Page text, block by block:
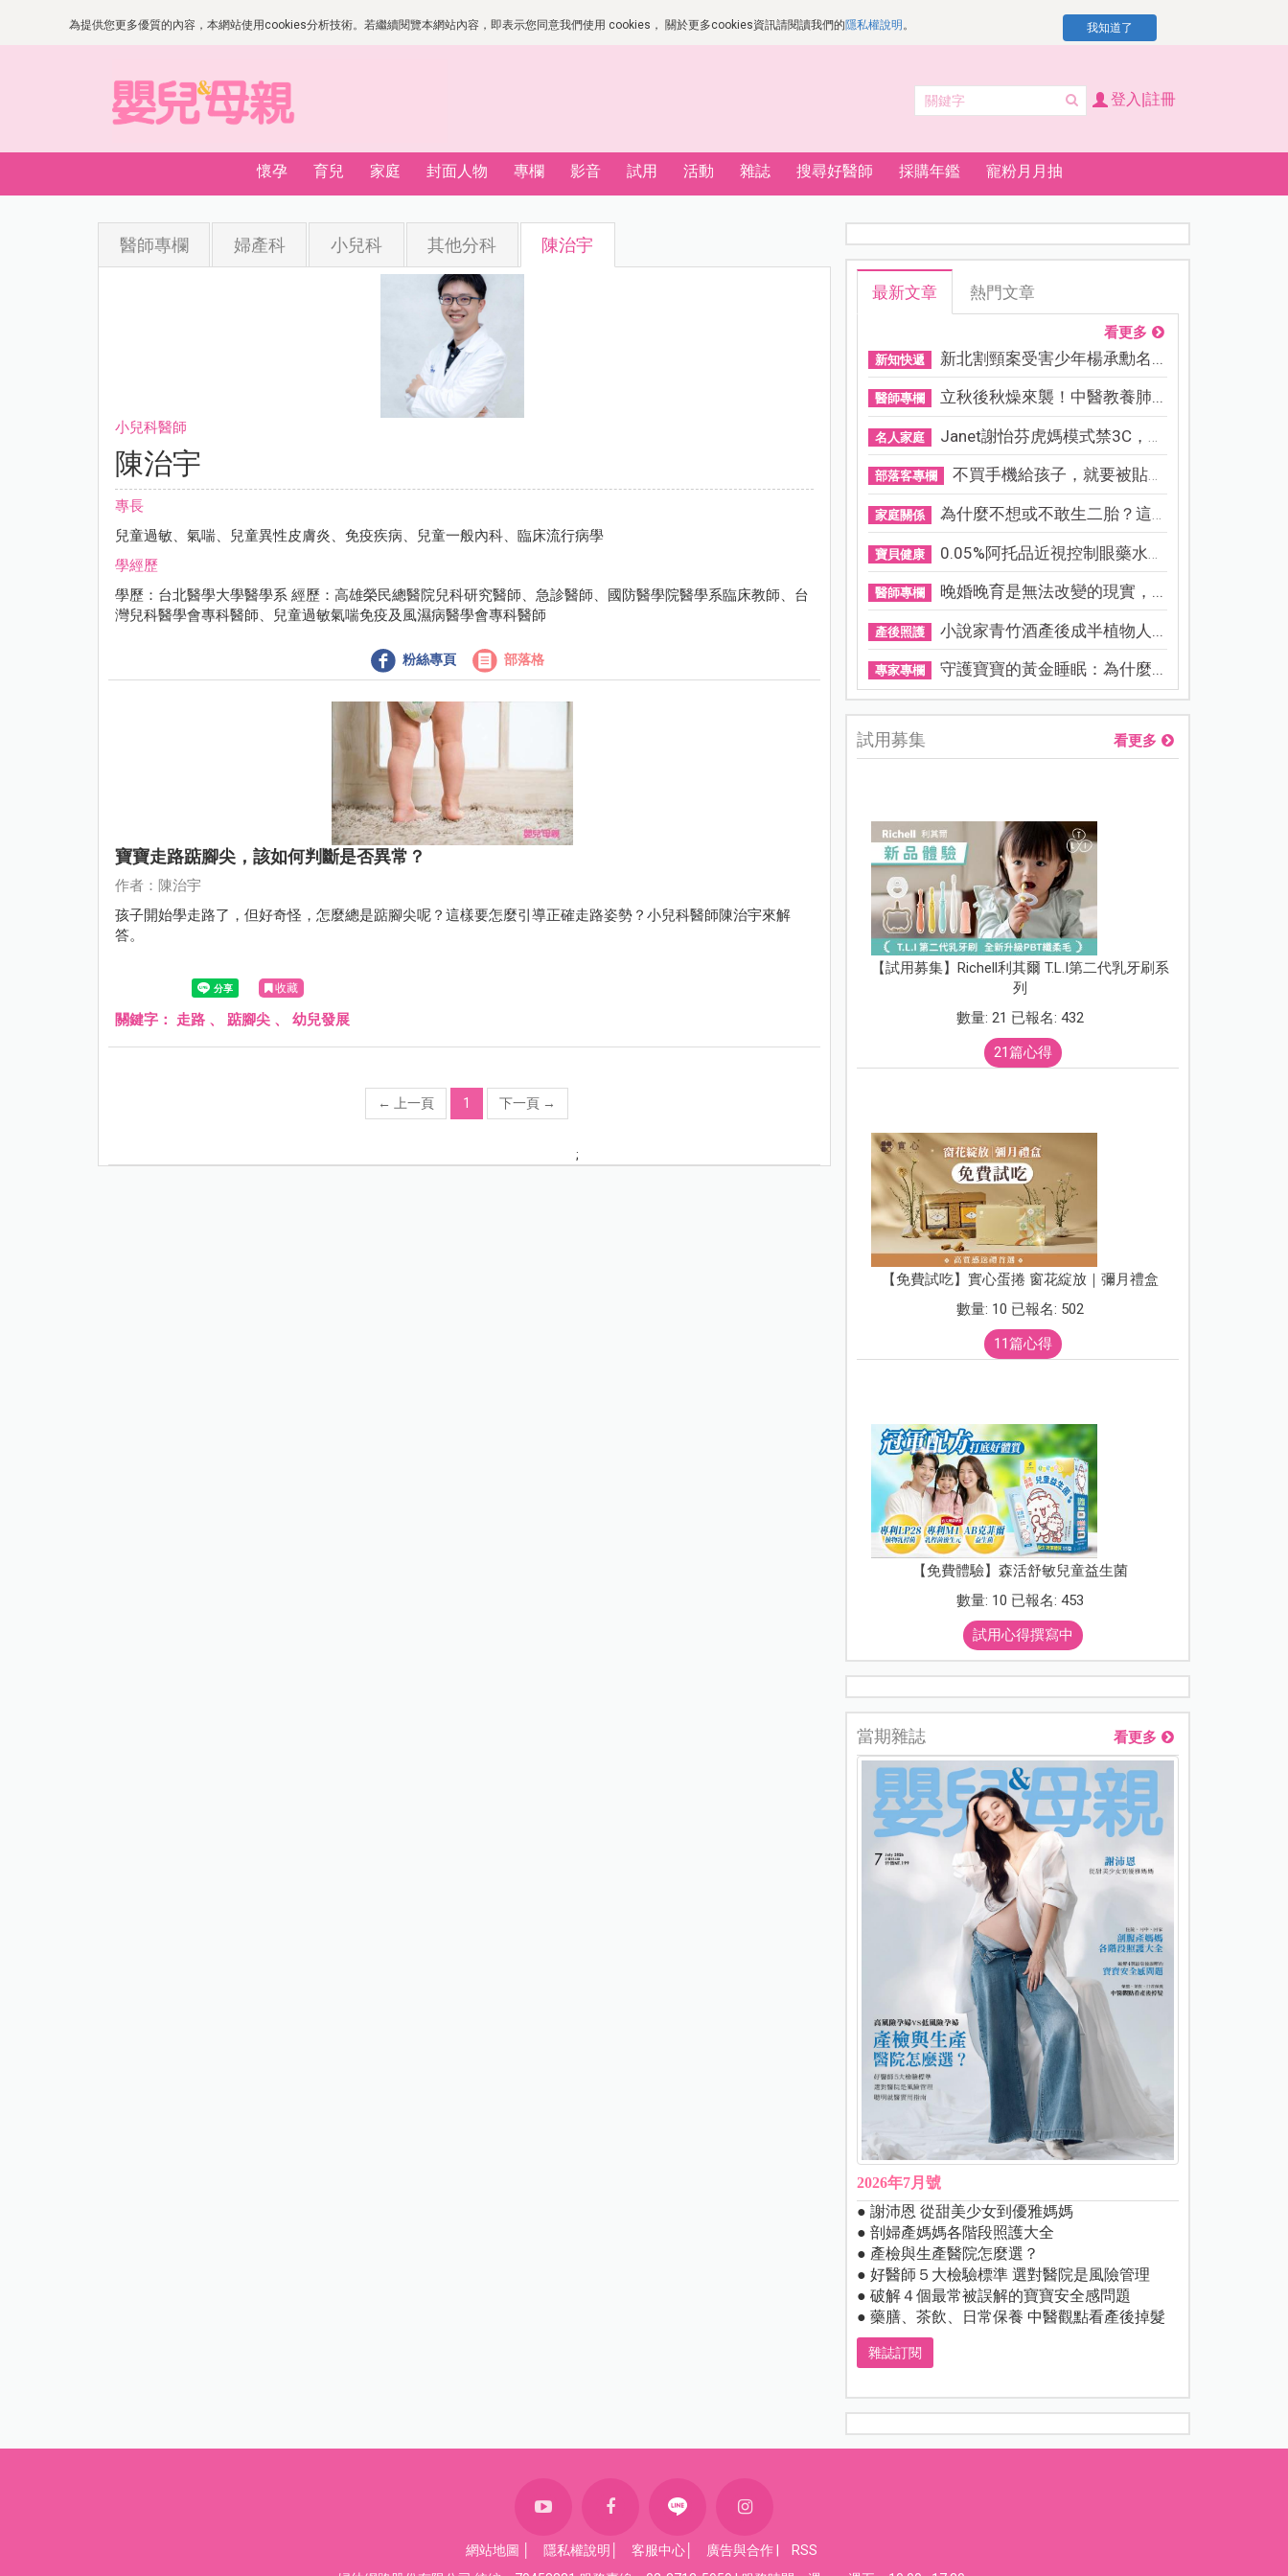
為提供您更多優質的內容，本網站使用cookies分析技術。若繼續閱覽本網站內容，即表示您同意我們使用 cookies， 關於更多cookies資訊請閱讀我們的隱私權說明 。 我知道了
登入|註冊
懷孕 育兒 家庭 封面人物 專欄 影音 試用 活動 雜誌 搜尋好醫師 採購年鑑 寵粉月月抽
醫師專欄 婦產科 小兒科 其他分科 陳治宇
小兒科醫師
陳治宇
專長
兒童過敏、氣喘、兒童異性皮膚炎、免疫疾病、兒童一般內科、臨床流行病學
學經歷
學歷：台北醫學大學醫學系 經歷：高雄榮民總醫院兒科研究醫師、急診醫師、國防醫學院醫學系臨床教師、台
灣兒科醫學會專科醫師、兒童過敏氣喘免疫及風濕病醫學會專科醫師
粉絲專頁 部落格
寶寶走路踮腳尖，該如何判斷是否異常？
作者：陳治宇
孩子開始學走路了，但好奇怪，怎麼總是踮腳尖呢？這樣要怎麼引導正確走路姿勢？小兒科醫師陳治宇來解
答。
收藏
關鍵字： 走路 、 踮腳尖 、 幼兒發展
← 上一頁 1 下一頁 →
;
最新文章 熱門文章
看更多
新知快遞 新北割頸案受害少年楊承勳名...
醫師專欄 立秋後秋燥來襲！中醫教養肺...
名人家庭 Janet謝怡芬虎媽模式禁3C，看...
部落客專欄 不買手機給孩子，就要被貼「...
家庭關係 為什麼不想或不敢生二胎？這8...
寶貝健康 0.05%阿托品近視控制眼藥水納...
醫師專欄 晚婚晚育是無法改變的現實，...
產後照護 小說家青竹酒產後成半植物人...
專家專欄 守護寶寶的黃金睡眠：為什麼...
試用募集 看更多
【試用募集】Richell利其爾 T.L.I第二代乳牙刷系
列
數量: 21 已報名: 432
21篇心得
【免費試吃】實心蛋捲 窗花綻放｜彌月禮盒
數量: 10 已報名: 502
11篇心得
【免費體驗】森活舒敏兒童益生菌
數量: 10 已報名: 453
試用心得撰寫中
當期雜誌 看更多
2026年7月號
● 謝沛恩 從甜美少女到優雅媽媽
● 剖婦產媽媽各階段照護大全
● 產檢與生產醫院怎麼選？
● 好醫師５大檢驗標準 選對醫院是風險管理
● 破解４個最常被誤解的寶寶安全感問題
● 藥膳、茶飲、日常保養 中醫觀點看產後掉髮
雜誌訂閱
網站地圖 隱私權說明 客服中心 廣告與合作
RSS